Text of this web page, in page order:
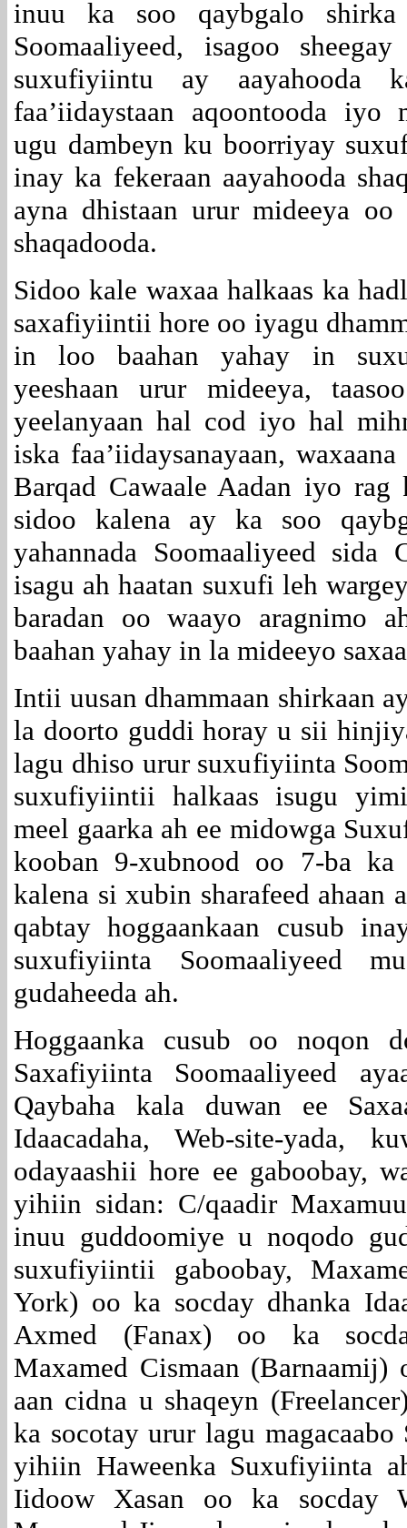
inuu ka soo qaybgalo
Soomaaliyeed, isagoo
suxufiyiintu ay aayahooda
faa’iidaystaan aqoontooda iyo
ugu dambeyn ku boorriyay
inay ka fekeraan aayahooda
ayna dhistaan urur mideeya
shaqadooda.
Sidoo kale waxaa halkaas ka
saxafiyiintii hore oo iyagu
in loo baahan yahay in
yeeshaan urur mideeya,
yeelanyaan hal cod iyo hal
iska faa’iidaysanayaan,
Barqad Cawaale Aadan iyo
sidoo kalena ay ka soo
yahannada Soomaaliyeed
isagu ah haatan suxufi leh
baradan oo waayo aragnimo
baahan yahay in la mideeyo
Intii uusan dhammaan shirkaan
la doorto guddi horay u sii
lagu dhiso urur suxufiyiinta
suxufiyiintii halkaas isugu
meel gaarka ah ee midowga
kooban 9-xubnood oo 7-ba
kalena si xubin sharafeed ahaan
qabtay hoggaankaan cusub
suxufiyiinta Soomaaliyeed
gudaheeda ah.
Hoggaanka cusub oo noqon
Saxafiyiinta Soomaaliyeed
Qaybaha kala duwan ee
Idaacadaha, Web-site-yada,
odayaashii hore ee gaboobay,
yihiin sidan: C/qaadir
inuu guddoomiye u noqodo
suxufiyiintii gaboobay,
York) oo ka socday dhanka
Axmed (Fanax) oo ka
Maxamed Cismaan (Barnaamij)
aan cidna u shaqeyn
ka socotay urur lagu
yihiin Haweenka Suxufiyiinta
Iidoow Xasan oo ka socday